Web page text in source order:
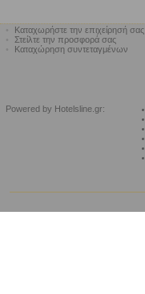
Καταχωρήστε την επιχείρησή σας
Στείλτε την προσφορά σας
Καταχώρηση συντεταγμένων
Powered by Hotelsline.gr: